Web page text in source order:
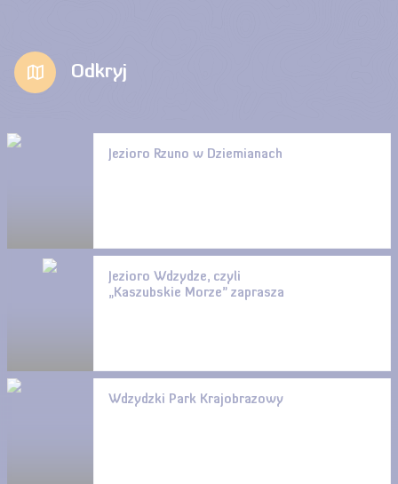
Odkryj
Jezioro Rzuno w Dziemianach
Jezioro Wdzydze, czyli
„Kaszubskie Morze” zaprasza
Wdzydzki Park Krajobrazowy